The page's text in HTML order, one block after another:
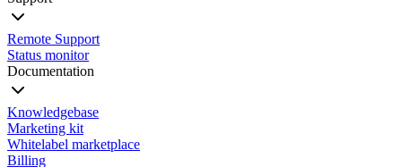
Remote Support
Status monitor
Documentation
Knowledgebase
Marketing kit
Whitelabel marketplace
Billing